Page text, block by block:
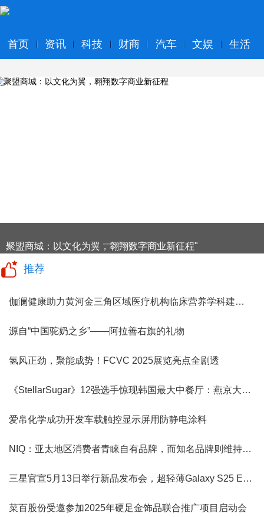
首页 资讯 科技 财商 汽车 文娱 生活
聚盟商城：以文化为翼，翱翔数字商业新征程"
推荐
伽澜健康助力黄河金三角区域医疗机构临床营养学科建设论坛圆满举办
源自“中国驼奶之乡”——阿拉善右旗的礼物
氢风正劲，聚能成势！FCVC 2025展览亮点全剧透
《StellarSugar》12强选手惊现韩国最大中餐厅：燕京大饭店
爱帛化学成功开发车载触控显示屏用防静电涂料
NIQ：亚太地区消费者青睐自有品牌，而知名品牌则维持稳健增长
三星官宣5月13日举行新品发布会，超轻薄Galaxy S25 Edge发布
菜百股份受邀参加2025年硬足金饰品联合推广项目启动会